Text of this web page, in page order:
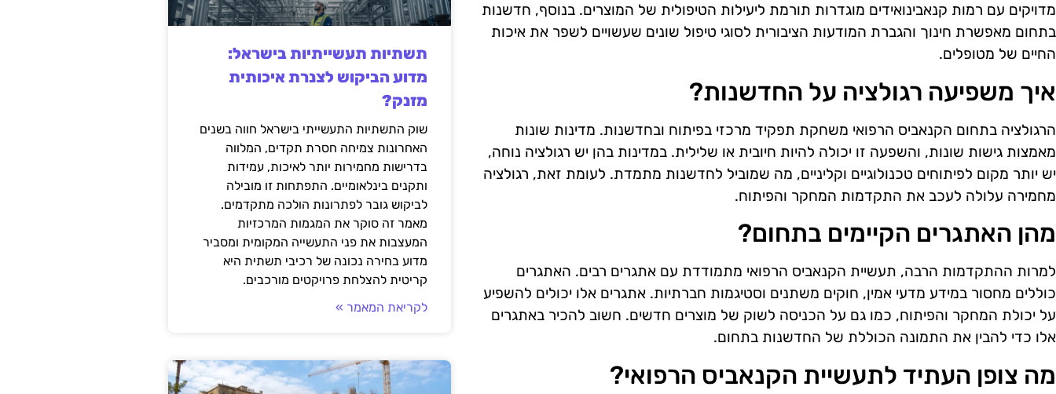
מדויקים עם רמות קנאבינואידים מוגדרות תורמת ליעילות הטיפולית של המוצרים. בנוסף, חדשנות
בתחום מאפשרת חינוך והגברת המודעות הציבורית לסוגי טיפול שונים שעשויים לשפר את איכות
החיים של מטופלים.
איך משפיעה רגולציה על החדשנות?
הרגולציה בתחום הקנאביס הרפואי משחקת תפקיד מרכזי בפיתוח ובחדשנות. מדינות שונות
מאמצות גישות שונות, והשפעה זו יכולה להיות חיובית או שלילית. במדינות בהן יש רגולציה נוחה,
יש יותר מקום לפיתוחים טכנולוגיים וקליניים, מה שמוביל לחדשנות מתמדת. לעומת זאת, רגולציה
מחמירה עלולה לעכב את התקדמות המחקר והפיתוח.
מהן האתגרים הקיימים בתחום?
למרות ההתקדמות הרבה, תעשיית הקנאביס הרפואי מתמודדת עם אתגרים רבים. האתגרים
כוללים מחסור במידע מדעי אמין, חוקים משתנים וסטיגמות חברתיות. אתגרים אלו יכולים להשפיע
על יכולת המחקר והפיתוח, כמו גם על הכניסה לשוק של מוצרים חדשים. חשוב להכיר באתגרים
אלו כדי להבין את התמונה הכוללת של החדשנות בתחום.
מה צופן העתיד לתעשיית הקנאביס הרפואי?
תשתיות תעשייתיות בישראל:
מדוע הביקוש לצנרת איכותית
מזנק?
שוק התשתיות התעשייתי בישראל חווה בשנים
האחרונות צמיחה חסרת תקדים, המלווה
בדרישות מחמירות יותר לאיכות, עמידות
ותקנים בינלאומיים. התפתחות זו מובילה
לביקוש גובר לפתרונות הולכה מתקדמים.
מאמר זה סוקר את המגמות המרכזיות
המעצבות את פני התעשייה המקומית ומסביר
מדוע בחירה נכונה של רכיבי תשתית היא
קריטית להצלחת פרויקטים מורכבים.
לקריאת המאמר »